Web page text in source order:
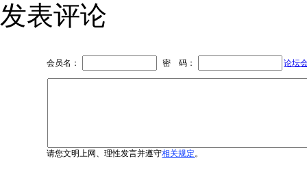
发表评论
会员名： 密 码： 论坛
请您文明上网、理性发言并遵守相关规定。